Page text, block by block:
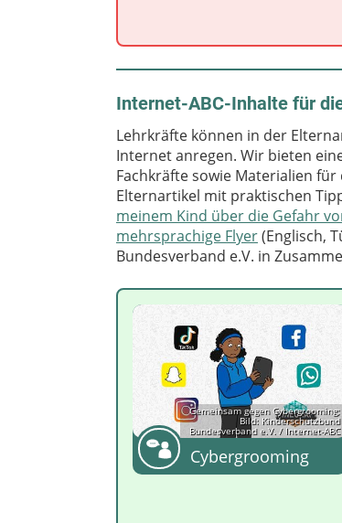
Internet-ABC-Inhalte für
Lehrkräfte können in der
Internet anregen. Wir bieten
Fachkräfte sowie Materialien
Elternartikel mit praktischen
meinem Kind über die Gefahr
mehrsprachige Flyer(Englisch,
Bundesverband e.V. in
Gemeinsam gegen Cybergrooming;
Bild: Kinderschutzbund
Bundesverband e.V. / Internet-ABC
Cybergrooming